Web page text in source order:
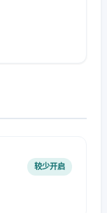
较少开启